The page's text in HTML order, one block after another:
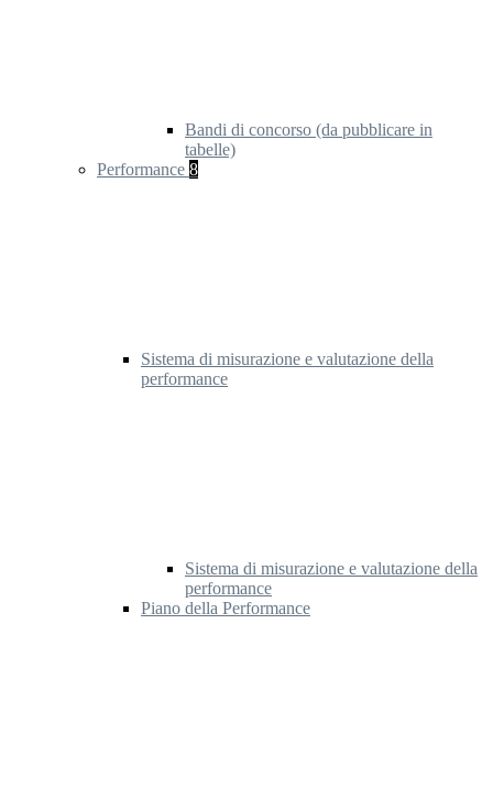
Bandi di concorso (da pubblicare in
tabelle)
Performance 8
Sistema di misurazione e valutazione della
performance
Sistema di misurazione e valutazione della
performance
Piano della Performance